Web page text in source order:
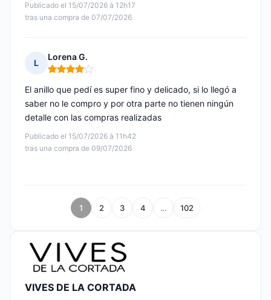
Publicado el 15/07/2026 à 12h17
tras una compra de 07/07/2026
L
Lorena G.
Nota: 4 de 5
Publicado el 15/07/2026 à 11h42
tras una compra de 09/07/2026
El anillo que pedí es super fino y delicado, si lo llegó a
saber no le compro y por otra parte no tienen ningún
detalle con las compras realizadas
1 2 3 4 … 102
VIVES DE LA CORTADA